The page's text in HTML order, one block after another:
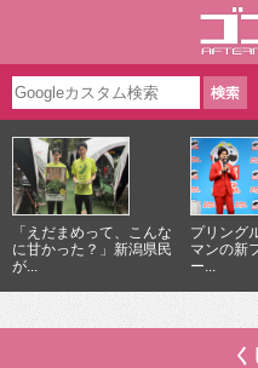
「えだまめって、こんな
に甘かった？」新潟県民
が...
プリング
マンの新
ー...